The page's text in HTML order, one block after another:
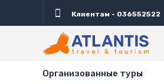
Клиентам - 036552522
Организованные туры
Описание Важно